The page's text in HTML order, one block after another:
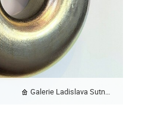
Galerie Ladislava Sutnara